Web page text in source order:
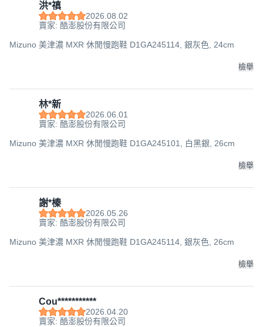
洪*禛
2026.08.02
賣家: 酷澎股份有限公司
Mizuno 美津濃 MXR 休閒慢跑鞋 D1GA245114, 銀灰色, 24cm
檢舉
林*新
2026.06.01
賣家: 酷澎股份有限公司
Mizuno 美津濃 MXR 休閒慢跑鞋 D1GA245101, 白黑銀, 26cm
檢舉
謝*榛
2026.05.26
賣家: 酷澎股份有限公司
Mizuno 美津濃 MXR 休閒慢跑鞋 D1GA245114, 銀灰色, 26cm
檢舉
Cou***********
2026.04.20
賣家: 酷澎股份有限公司